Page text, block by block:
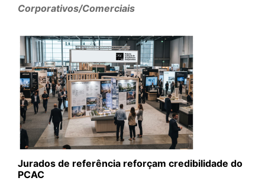
Corporativos/Comerciais
Jurados de referência reforçam credibilidade do
PCAC